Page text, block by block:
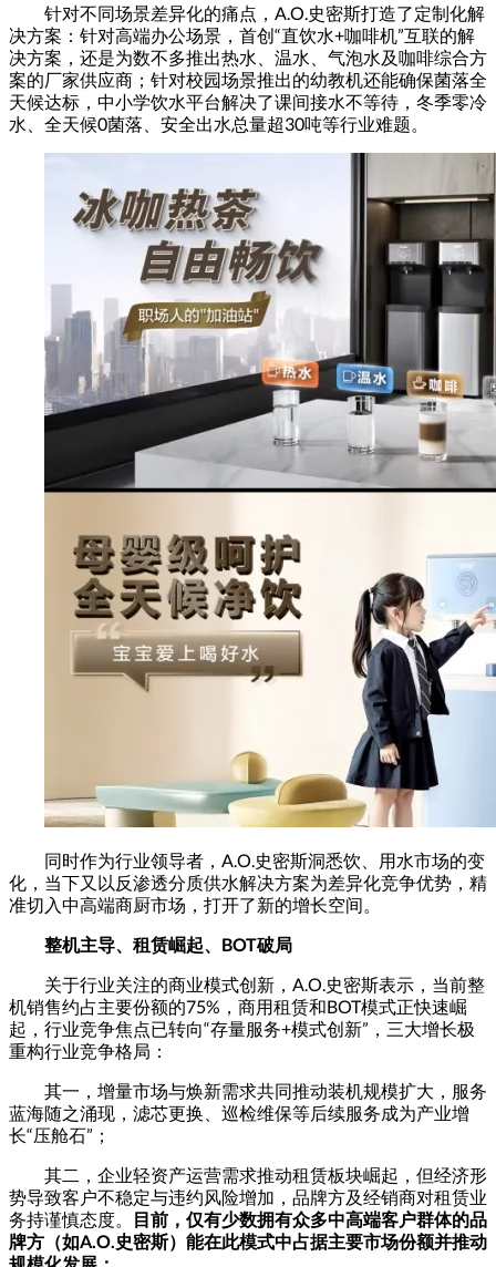
针对不同场景差异化的痛点，A.O.史密斯打造了定制化解
决方案：针对高端办公场景，首创“直饮水+咖啡机”互联的解
决方案，还是为数不多推出热水、温水、气泡水及咖啡综合方
案的厂家供应商；针对校园场景推出的幼教机还能确保菌落全
天候达标，中小学饮水平台解决了课间接水不等待，冬季零冷
水、全天候0菌落、安全出水总量超30吨等行业难题。
同时作为行业领导者，A.O.史密斯洞悉饮、用水市场的变
化，当下又以反渗透分质供水解决方案为差异化竞争优势，精
准切入中高端商厨市场，打开了新的增长空间。
整机主导、租赁崛起、BOT破局
关于行业关注的商业模式创新，A.O.史密斯表示，当前整
机销售约占主要份额的75%，商用租赁和BOT模式正快速崛
起，行业竞争焦点已转向“存量服务+模式创新”，三大增长极
重构行业竞争格局：
其一，增量市场与焕新需求共同推动装机规模扩大，服务
蓝海随之涌现，滤芯更换、巡检维保等后续服务成为产业增
长“压舱石”；
其二，企业轻资产运营需求推动租赁板块崛起，但经济形
势导致客户不稳定与违约风险增加，品牌方及经销商对租赁业
务持谨慎态度。
目前，仅有少数拥有众多中高端客户群体的品
牌方（如A.O.史密斯）能在此模式中占据主要市场份额并推动